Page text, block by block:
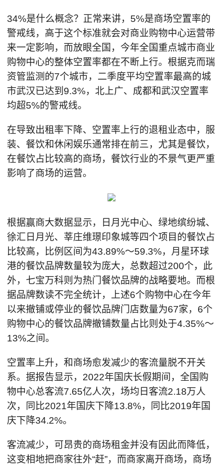
34%是什么概念？正常来讲，5%是商场空置率的
警戒线，高于这个标准就会对商业购物中心运营带
来一定影响，而放眼全国，今年全国重点城市商业
购物中心的整体空置率都在不断上行。根据克而瑞
资管监测的7个城市，二季度平均空置率最高的城
市武汉已达到9.3%，北上广、成都和武汉空置率
均超5%的警戒线。
在导致出租率下降、空置率上行的退租业态中，服
装、餐饮和休闲娱乐通常排在前三，尤其是餐饮，
在餐饮占比较高的商场，餐饮行业的不景气更严重
影响了商场的运营。
根据赢商大数据显示，日月光中心、绿地缤纷城、
徐汇日月光、莘庄维璟印象城等四个项目的餐饮占
比较高，比例区间为43.89%～59.3%，月星环球
港的餐饮品牌数量较为庞大，总数超过200个，此
外，七宝万科则为热门餐饮品牌的战略要地。而根
据品牌数读不完全统计，上述6个购物中心在今年
以来撤铺或停业的餐饮品牌门店数量为67家，6个
购物中心的餐饮品牌撤铺数量占比则处于4.35%～
13%之间。
空置率上升，和商场愈发减少的客流量脱不开关
系。据报告显示，2022年国庆长假期间，全国购
物中心总客流7.65亿人次，场均日客流2.18万人
次，同比2021年国庆下降13.8%，同比2019年国
庆下降34.2%。
客流减少，可昂贵的商场租金并没有因此而降低，
这变相地把商家往外“赶”，而商家离开商场，商场